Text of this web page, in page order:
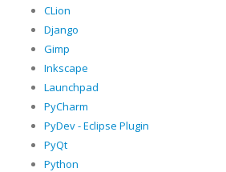
CLion
Django
Gimp
Inkscape
Launchpad
PyCharm
PyDev - Eclipse Plugin
PyQt
Python